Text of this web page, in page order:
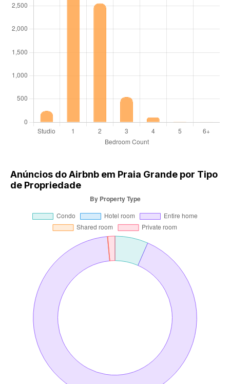
Anúncios do Airbnb em Praia Grande por Tipo
de Propriedade